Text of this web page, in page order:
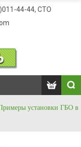
44-44, СТО
установки ГБО в